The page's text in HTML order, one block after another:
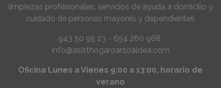
limpiezas profesionales, servicios de ayuda a domicilio y
cuidado de personas mayores y dependientes.
943 50 95 23 - 654 260 968
info@asisthogaroarsoaldea.com
Oficina Lunes a Vienes 9:00 a 13:00, horario de
verano